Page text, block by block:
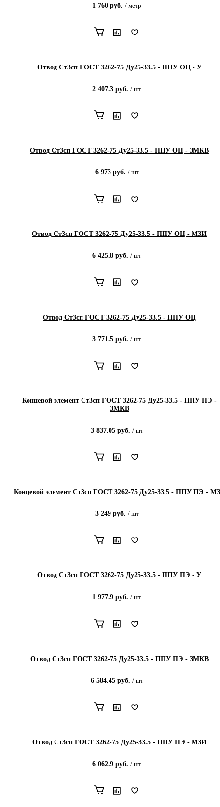
1 760 руб. / метр
Отвод Ст3сп ГОСТ 3262-75 Ду25-33.5 - ППУ ОЦ - У
2 407.3 руб. / шт
Отвод Ст3сп ГОСТ 3262-75 Ду25-33.5 - ППУ ОЦ - ЗМКВ
6 973руб. / шт
Отвод Ст3сп ГОСТ 3262-75 Ду25-33.5 - ППУ ОЦ - МЗИ
6 425.8 руб. / шт
Отвод Ст3сп ГОСТ 3262-75 Ду25-33.5 - ППУ ОЦ
3 771.5 руб. / шт
Концевой элемент Ст3сп ГОСТ 3262-75 Ду25-33.5 - ППУ ПЭ -
ЗМКВ
3 837.05руб. / шт
Концевой элемент Ст3сп ГОСТ 3262-75 Ду25-33.5 - ППУ ПЭ -
3 249руб. / шт
Отвод Ст3сп ГОСТ 3262-75 Ду25-33.5 - ППУ ПЭ - У
1 977.9 руб. / шт
Отвод Ст3сп ГОСТ 3262-75 Ду25-33.5 - ППУ ПЭ - ЗМКВ
6 584.45руб. / шт
Отвод Ст3сп ГОСТ 3262-75 Ду25-33.5 - ППУ ПЭ - МЗИ
6 062.9 руб. / шт